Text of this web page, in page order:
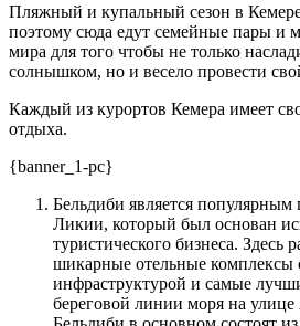
Пляжный и купальный сезон в
поэтому сюда едут семейные пары и
мира для того чтобы не только
солнышком, но и весело провести
Каждый из курортов Кемера имеет
отдыха.
{banner_1-pc}
Бельдиби является
Ликии, который был основан
туристического бизнеса. Здесь
шикарные отельные комплексы
инфраструктурой и самые
береговой линии моря на